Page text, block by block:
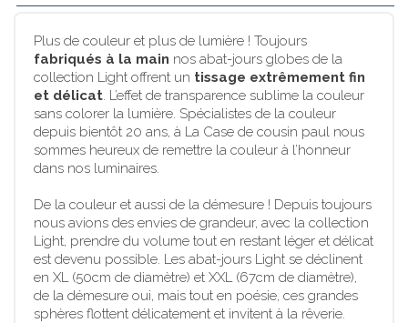
Plus de couleur et plus de lumière ! Toujours
fabriqués à la main nos abat-jours globes de la
collection Light offrent un tissage extrêmement fin
et délicat. L’effet de transparence sublime la couleur
sans colorer la lumière. Spécialistes de la couleur
depuis bientôt 20 ans, à La Case de cousin paul nous
sommes heureux de remettre la couleur à l’honneur
dans nos luminaires.
De la couleur et aussi de la démesure ! Depuis toujours
nous avions des envies de grandeur, avec la collection
Light, prendre du volume tout en restant léger et délicat
est devenu possible. Les abat-jours Light se déclinent
en XL (50cm de diamètre) et XXL (67cm de diamètre),
de la démesure oui, mais tout en poésie, ces grandes
sphères flottent délicatement et invitent à la rêverie.